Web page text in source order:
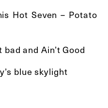
Hot Seven – Potato
and Ain’t Good
blue skylight